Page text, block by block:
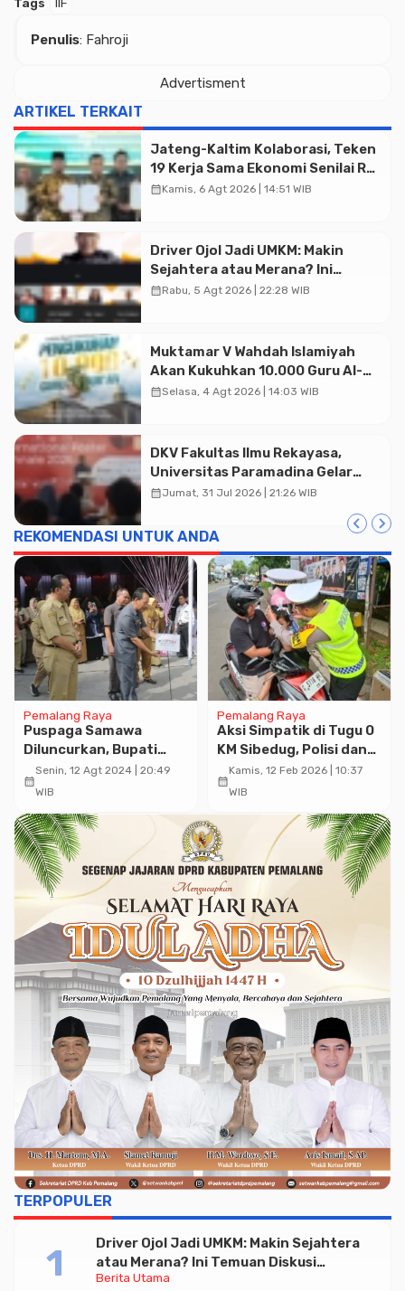
Penulis: Fahroji
Advertisment
ARTIKEL TERKAIT
Jateng-Kaltim Kolaborasi, Teken
19 Kerja Sama Ekonomi Senilai Rp
20,2 Triliun
calendar_monthKamis, 6 Agt 2026 | 14:51 WIB
Driver Ojol Jadi UMKM: Makin
Sejahtera atau Merana? Ini
Temuan Diskusi Paramadina
calendar_monthRabu, 5 Agt 2026 | 22:28 WIB
Muktamar V Wahdah Islamiyah
Akan Kukuhkan 10.000 Guru Al-
Qur’an di Masjid Istiqlal
calendar_monthSelasa, 4 Agt 2026 | 14:03 WIB
DKV Fakultas Ilmu Rekayasa,
Universitas Paramadina Gelar
Diskusi Desain
calendar_monthJumat, 31 Jul 2026 | 21:26 WIB
REKOMENDASI UNTUK ANDA
Pemalang Raya
Puspaga Samawa
Diluncurkan, Bupati
Pemalang Berharap
Bisa Mampu
Pemberdayaan
Keluarga
calendar_month
Senin, 12 Agt 2024 | 20:49
WIB
Pemalang Raya
Aksi Simpatik di Tugu 0
KM Sibedug, Polisi dan
Dishub Bagi-bagi Helm
Gratis bagi Pengendara
calendar_month
Kamis, 12 Feb 2026 | 10:37
WIB
TERPOPULER
Berita Utama
Driver Ojol Jadi UMKM: Makin Sejahtera
atau Merana? Ini Temuan Diskusi
Paramadina